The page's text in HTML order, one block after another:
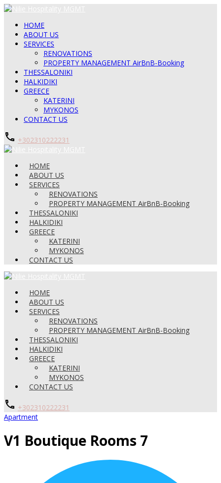
HOME
ABOUT US
SERVICES
RENOVATIONS
PROPERTY MANAGEMENT AirBnB-Booking
THESSALONIKI
HALKIDIKI
GREECE
KATERINI
MYKONOS
CONTACT US
+302310222231
HOME
ABOUT US
SERVICES
RENOVATIONS
PROPERTY MANAGEMENT AirBnB-Booking
THESSALONIKI
HALKIDIKI
GREECE
KATERINI
MYKONOS
CONTACT US
HOME
ABOUT US
SERVICES
RENOVATIONS
PROPERTY MANAGEMENT AirBnB-Booking
THESSALONIKI
HALKIDIKI
GREECE
KATERINI
MYKONOS
CONTACT US
+302310222231
Apartment
V1 Boutique Rooms 7